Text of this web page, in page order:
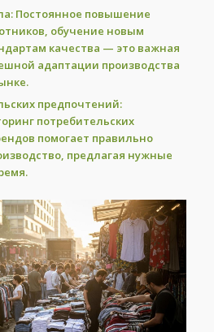
Постоянное повышение
обучение новым
качества — это важная
адаптации производства
предпочтений:
потребительских
помогает правильно
предлагая нужные